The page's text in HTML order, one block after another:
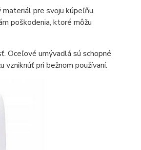
pre svoju kúpeľňu.
poškodenia, ktoré môžu
Oceľové umývadlá sú schopné
vzniknúť pri bežnom používaní.